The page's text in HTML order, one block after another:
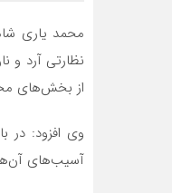
نظارتی آرد و
از بخش‌های
آسیب‌های آن‌ها